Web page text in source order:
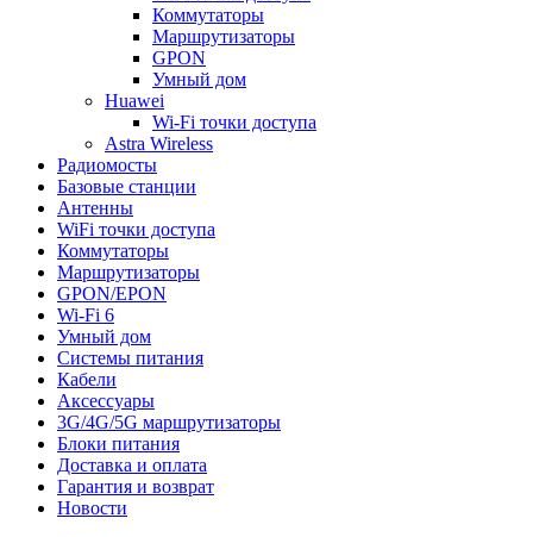
Коммутаторы
Маршрутизаторы
GPON
Умный дом
Huawei
Wi-Fi точки доступа
Astra Wireless
Радиомосты
Базовые станции
Антенны
WiFi точки доступа
Коммутаторы
Маршрутизаторы
GPON/EPON
Wi-Fi 6
Умный дом
Системы питания
Кабели
Аксессуары
3G/4G/5G маршрутизаторы
Блоки питания
Доставка и оплата
Гарантия и возврат
Новости